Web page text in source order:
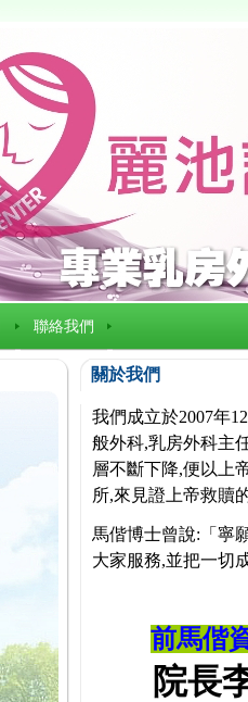
聯絡我們
關於我們
我們成立於2007年
般外科,乳房外科主
層不斷下降,便以上
所,來見證上帝救贖
馬偕博士曾說:「寧
大家服務,並把一切
前馬偕
院長李